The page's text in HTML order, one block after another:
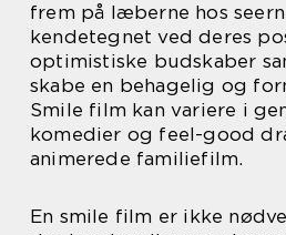
frem på læberne hos
kendetegnet ved deres
optimistiske budskaber
skabe en behagelig og
Smile film kan variere i
komedier og feel-good
animerede familiefilm.
En smile film er ikke